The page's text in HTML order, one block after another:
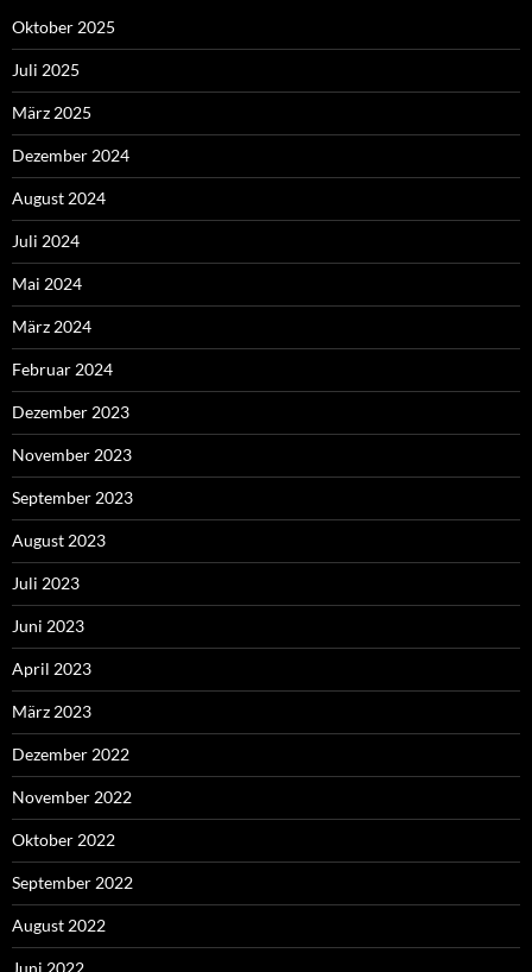
Oktober 2025
Juli 2025
März 2025
Dezember 2024
August 2024
Juli 2024
Mai 2024
März 2024
Februar 2024
Dezember 2023
November 2023
September 2023
August 2023
Juli 2023
Juni 2023
April 2023
März 2023
Dezember 2022
November 2022
Oktober 2022
September 2022
August 2022